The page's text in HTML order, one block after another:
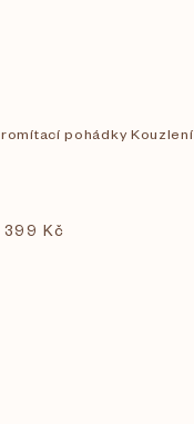
pohádky Kouzlení
399 Kč